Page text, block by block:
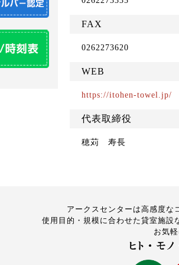
FAX
0262273620
WEB
https://itohen-towel.jp/
代表取締役
穂苅 寿長
アークスセンターは高感度な
使用目的・規模に合わせた貸室施設
お気